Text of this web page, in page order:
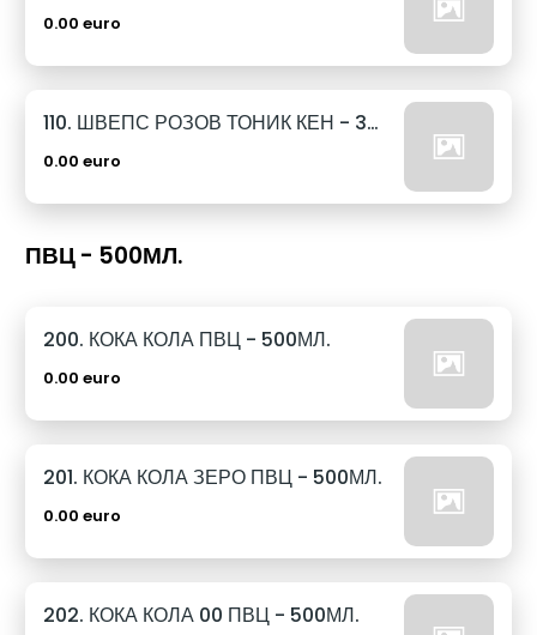
0.00 euro
110. ШВЕПС РОЗОВ ТОНИК КЕН - 330МЛ.
0.00 euro
ПВЦ - 500МЛ.
200. КОКА КОЛА ПВЦ - 500МЛ.
0.00 euro
201. КОКА КОЛА ЗЕРО ПВЦ - 500МЛ.
0.00 euro
202. КОКА КОЛА 00 ПВЦ - 500МЛ.